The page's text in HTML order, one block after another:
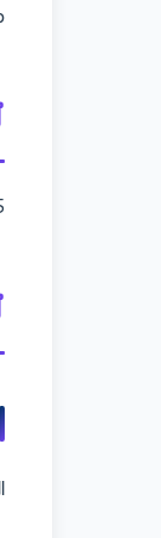
2.5 مليار ريال